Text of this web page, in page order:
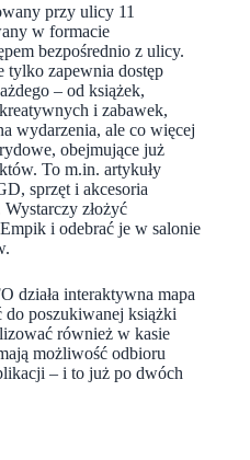
przy ulicy 11
w formacie
bezpośrednio z ulicy.
tylko zapewnia dostęp
– od książek,
i zabawek,
wydarzenia, ale co więcej
obejmujące już
To m.in. artykuły
sprzęt i akcesoria
złożyć
i odebrać je w salonie
działa interaktywna mapa
poszukiwanej książki
również w kasie
możliwość odbioru
– i to już po dwóch